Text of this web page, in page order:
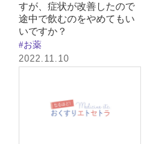
すが、症状が改善したので
途中で飲むのをやめてもい
いですか？
#お薬
2022.11.10